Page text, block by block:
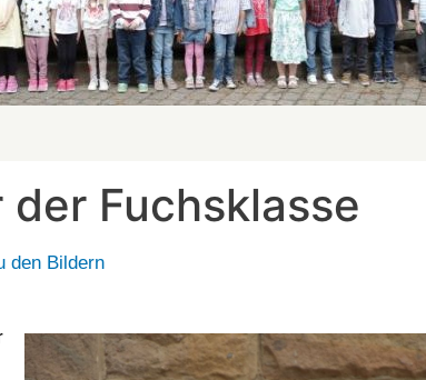
Fuchsklasse
den Bildern